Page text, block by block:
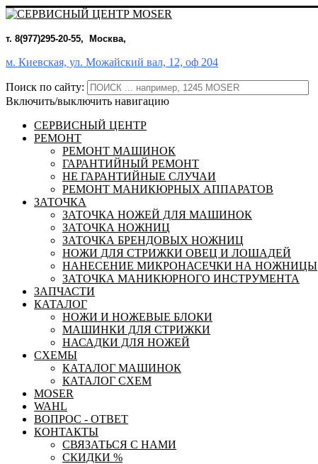
т. 8(977)295-20-55, Москва,
м. Киевская, ул. Можайский вал, 12, оф 204
Поиск по сайту:
Включить/выключить навигацию
СЕРВИСНЫЙ ЦЕНТР
РЕМОНТ
РЕМОНТ МАШИНОК
ГАРАНТИЙНЫЙ РЕМОНТ
НЕ ГАРАНТИЙНЫЕ СЛУЧАИ
РЕМОНТ МАНИКЮРНЫХ АППАРАТОВ
ЗАТОЧКА
ЗАТОЧКА НОЖЕЙ ДЛЯ МАШИНОК
ЗАТОЧКА НОЖНИЦ
ЗАТОЧКА БРЕНДОВЫХ НОЖНИЦ
НОЖИ ДЛЯ СТРИЖКИ ОВЕЦ И ЛОШАДЕЙ
НАНЕСЕНИЕ МИКРОНАСЕЧКИ НА НОЖНИЦЫ
ЗАТОЧКА МАНИКЮРНОГО ИНСТРУМЕНТА
ЗАПЧАСТИ
КАТАЛОГ
НОЖИ И НОЖЕВЫЕ БЛОКИ
МАШИНКИ ДЛЯ СТРИЖКИ
НАСАДКИ ДЛЯ НОЖЕЙ
СХЕМЫ
КАТАЛОГ МАШИНОК
КАТАЛОГ СХЕМ
MOSER
WAHL
ВОПРОС - ОТВЕТ
КОНТАКТЫ
СВЯЗАТЬСЯ С НАМИ
СКИДКИ %